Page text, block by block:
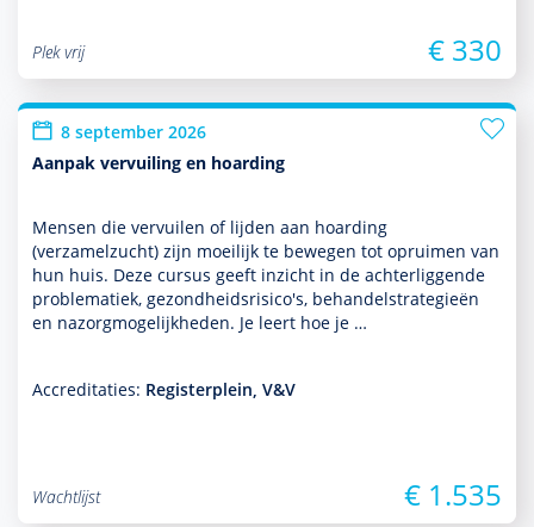
Plek vrij € 330
8 september 2026
Aanpak vervuiling en hoarding
Mensen die vervuilen of lijden aan hoarding
(verzamelzucht) zijn moeilijk te bewegen tot opruimen van
hun huis. Deze cursus geeft inzicht in de achterliggende
proble­ma­tiek, gezond­heidsrisico's, behan­delstrategieën
en nazorgmoge­lijk­heden. Je leert hoe je …
Accreditaties: Registerplein, V&V
Wachtlijst € 1.535